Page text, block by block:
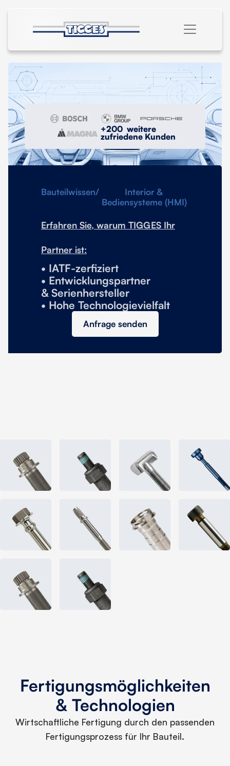
+200 weitere
zufriedene Kunden
Bauteilwissen/
Interior &
Bediensysteme (HMI)
Erfahren Sie, warum TIGGES Ihr
Partner ist:
• IATF-zerfiziert
• Entwicklungspartner
& Serienhersteller
• Hohe Technologievielfalt
Anfrage senden
Fertigungsmöglichkeiten
& Technologien
Wirtschaftliche Fertigung durch den passenden
Fertigungsprozess für Ihr Bauteil.